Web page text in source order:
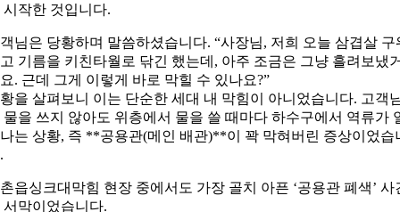
시작한 것입니다.
님은 당황하며 말씀하셨습니다. “사장님, 저희 오늘 삼겹살 구
기름을 키친타월로 닦긴 했는데, 아주 조금은 그냥 흘려보냈
. 근데 그게 이렇게 바로 막힐 수 있나요?”
을 살펴보니 이는 단순한 세대 내 막힘이 아니었습니다. 고객
물을 쓰지 않아도 위층에서 물을 쓸 때마다 하수구에서 역류가
는 상황, 즉 **공용관(메인 배관)**이 꽉 막혀버린 증상이었습
읍싱크대막힘 현장 중에서도 가장 골치 아픈 ‘공용관 폐색’ 사
서막이었습니다.